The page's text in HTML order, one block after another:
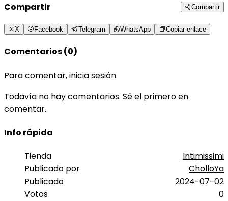
Compartir Compartir
X Facebook Telegram WhatsApp Copiar enlace
Comentarios (0)
Para comentar,inicia sesión.
Todavía no hay comentarios. Sé el primero en
comentar.
Info rápida
Tienda
Intimissimi
Publicado por
CholloYa
Publicado
2024-07-02
Votos
0